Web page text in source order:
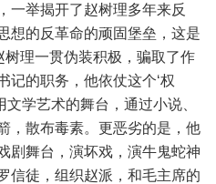
一举揭开了赵树理多年来反
想的反革命的顽固堡垒，这是
树理一贯伪装积极，骗取了作
记的职务，他依仗这个‘权
文学艺术的舞台，通过小说、
，散布毒素。更恶劣的是，他
剧舞台，演坏戏，演牛鬼蛇神
信徒，组织赵派，和毛主席的